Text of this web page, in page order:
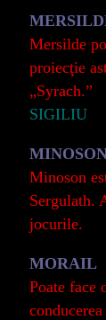
Mersilde
proiecţie
„Syrach.”
SIGILIU
Minoson
Sergulath.
jocurile.
MORAIL
Poate face